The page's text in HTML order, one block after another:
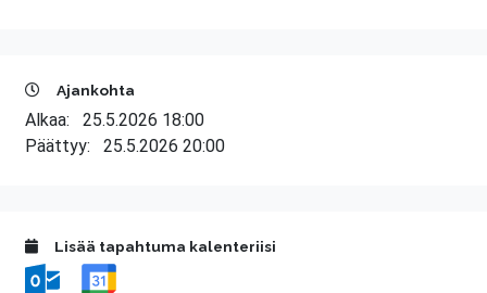
Ajankohta
Alkaa: 25.5.2026 18:00
Päättyy: 25.5.2026 20:00
Lisää tapahtuma kalenteriisi